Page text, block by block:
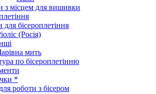
з місцем для вишивки
бісероплетіння
(Росія)
мить
по бісероплетінню
*
роботи з бісером